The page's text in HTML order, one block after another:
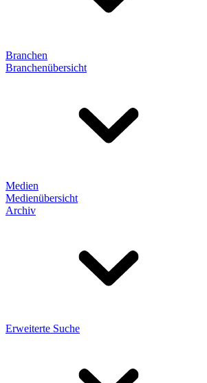
Branchen
Branchenübersicht
Medien
Medienübersicht
Archiv
Erweiterte Suche